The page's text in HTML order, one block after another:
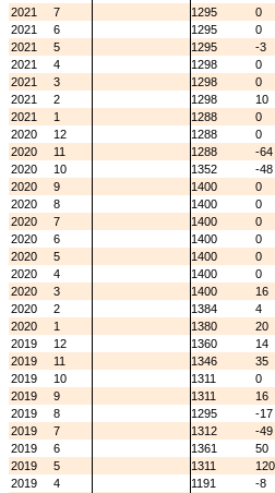
2021
7 1295
0
2021
6 1295
0
2021
5 1295
-3
2021
4 1298
0
2021
3 1298
0
2021
2 1298
10
2021
1 1288
0
2020
12 1288
0
2020
11 1288
-64
2020
10 1352
-48
2020
9 1400
0
2020
8 1400
0
2020
7 1400
0
2020
6 1400
0
2020
5 1400
0
2020
4 1400
0
2020
3 1400
16
2020
2 1384
4
2020
1 1380
20
2019
12 1360
14
2019
11 1346
35
2019
10 1311
0
2019
9 1311
16
2019
8 1295
-17
2019
7 1312
-49
2019
6 1361
50
2019
5 1311
120
2019
4 1191
-8